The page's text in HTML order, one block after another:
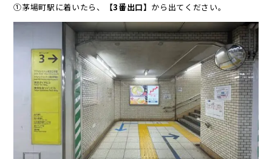
①茅場町駅に着いたら、
【3番出口】 から出てください。